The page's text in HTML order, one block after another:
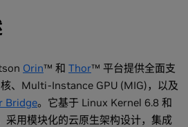
Orin™ 和 Thor™ 平台提供全面支
、Multi-Instance GPU (MIG)，以及
Bridge。它基于 Linux Kernel 6.8 和
采用模块化的云原生架构设计，集成